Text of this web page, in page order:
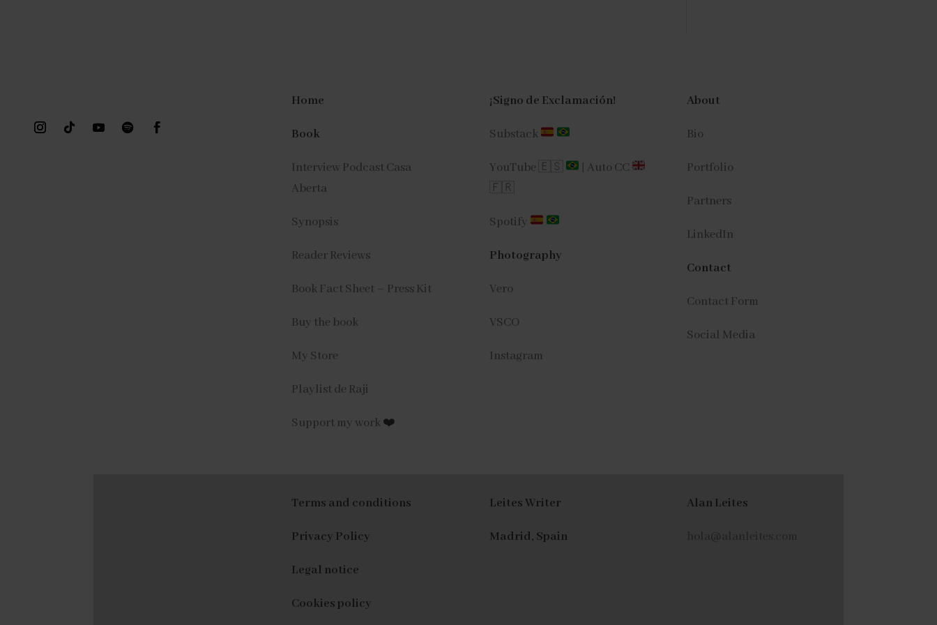
Home
Book
Interview Podcast Casa
Aberta
Synopsis
Reader Reviews
Book Fact Sheet – Press Kit
Buy the book
My Store
Playlist de Raji
Support my work ❤️
¡Signo de Exclamación!
Substack
YouTube 🇪🇸 | Auto CC
🇫🇷
Spotify
Photography
Vero
VSCO
Instagram
About
Bio
Portfolio
Partners
LinkedIn
Contact
Contact Form
Social Media
Terms and conditions
Privacy Policy
Legal notice
Cookies policy
Leites Writer
Madrid, Spain
Alan Leites